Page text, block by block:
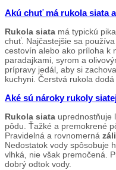
Akú chuť má rukola siata
Rukola siata má typickú
chuť. Najčastejšie sa
cestovín alebo ako príloha k
paradajkami, syrom a
prípravy jedál, aby si
kuchyni. Čerstvá rukola
Aké sú nároky rukoly
Rukola siata uprednostňuje
pôdu. Ťažké a premokrené
Pravidelná a rovnomerná
Nedostatok vody spôsobuje
vlhká, nie však premočená.
dobrý odtok vody.